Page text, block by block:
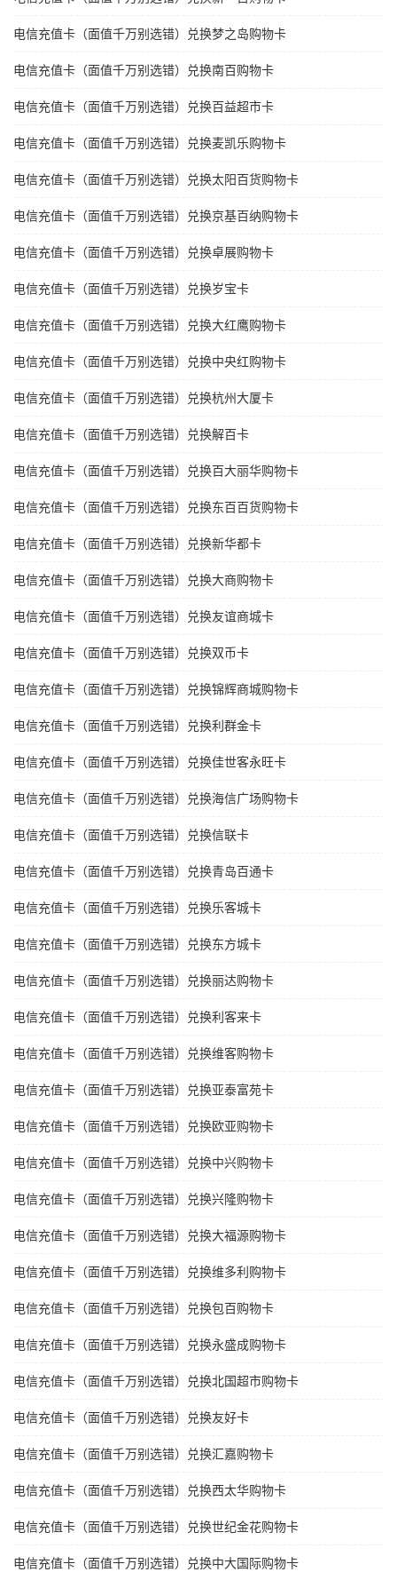
电信充值卡（面值千万别选错）兑换梦之岛购物卡
电信充值卡（面值千万别选错）兑换南百购物卡
电信充值卡（面值千万别选错）兑换百益超市卡
电信充值卡（面值千万别选错）兑换麦凯乐购物卡
电信充值卡（面值千万别选错）兑换太阳百货购物卡
电信充值卡（面值千万别选错）兑换京基百纳购物卡
电信充值卡（面值千万别选错）兑换卓展购物卡
电信充值卡（面值千万别选错）兑换岁宝卡
电信充值卡（面值千万别选错）兑换大红鹰购物卡
电信充值卡（面值千万别选错）兑换中央红购物卡
电信充值卡（面值千万别选错）兑换杭州大厦卡
电信充值卡（面值千万别选错）兑换解百卡
电信充值卡（面值千万别选错）兑换百大丽华购物卡
电信充值卡（面值千万别选错）兑换东百百货购物卡
电信充值卡（面值千万别选错）兑换新华都卡
电信充值卡（面值千万别选错）兑换大商购物卡
电信充值卡（面值千万别选错）兑换友谊商城卡
电信充值卡（面值千万别选错）兑换双币卡
电信充值卡（面值千万别选错）兑换锦辉商城购物卡
电信充值卡（面值千万别选错）兑换利群金卡
电信充值卡（面值千万别选错）兑换佳世客永旺卡
电信充值卡（面值千万别选错）兑换海信广场购物卡
电信充值卡（面值千万别选错）兑换信联卡
电信充值卡（面值千万别选错）兑换青岛百通卡
电信充值卡（面值千万别选错）兑换乐客城卡
电信充值卡（面值千万别选错）兑换东方城卡
电信充值卡（面值千万别选错）兑换丽达购物卡
电信充值卡（面值千万别选错）兑换利客来卡
电信充值卡（面值千万别选错）兑换维客购物卡
电信充值卡（面值千万别选错）兑换亚泰富苑卡
电信充值卡（面值千万别选错）兑换欧亚购物卡
电信充值卡（面值千万别选错）兑换中兴购物卡
电信充值卡（面值千万别选错）兑换兴隆购物卡
电信充值卡（面值千万别选错）兑换大福源购物卡
电信充值卡（面值千万别选错）兑换维多利购物卡
电信充值卡（面值千万别选错）兑换包百购物卡
电信充值卡（面值千万别选错）兑换永盛成购物卡
电信充值卡（面值千万别选错）兑换北国超市购物卡
电信充值卡（面值千万别选错）兑换友好卡
电信充值卡（面值千万别选错）兑换汇嘉购物卡
电信充值卡（面值千万别选错）兑换西太华购物卡
电信充值卡（面值千万别选错）兑换世纪金花购物卡
电信充值卡（面值千万别选错）兑换中大国际购物卡